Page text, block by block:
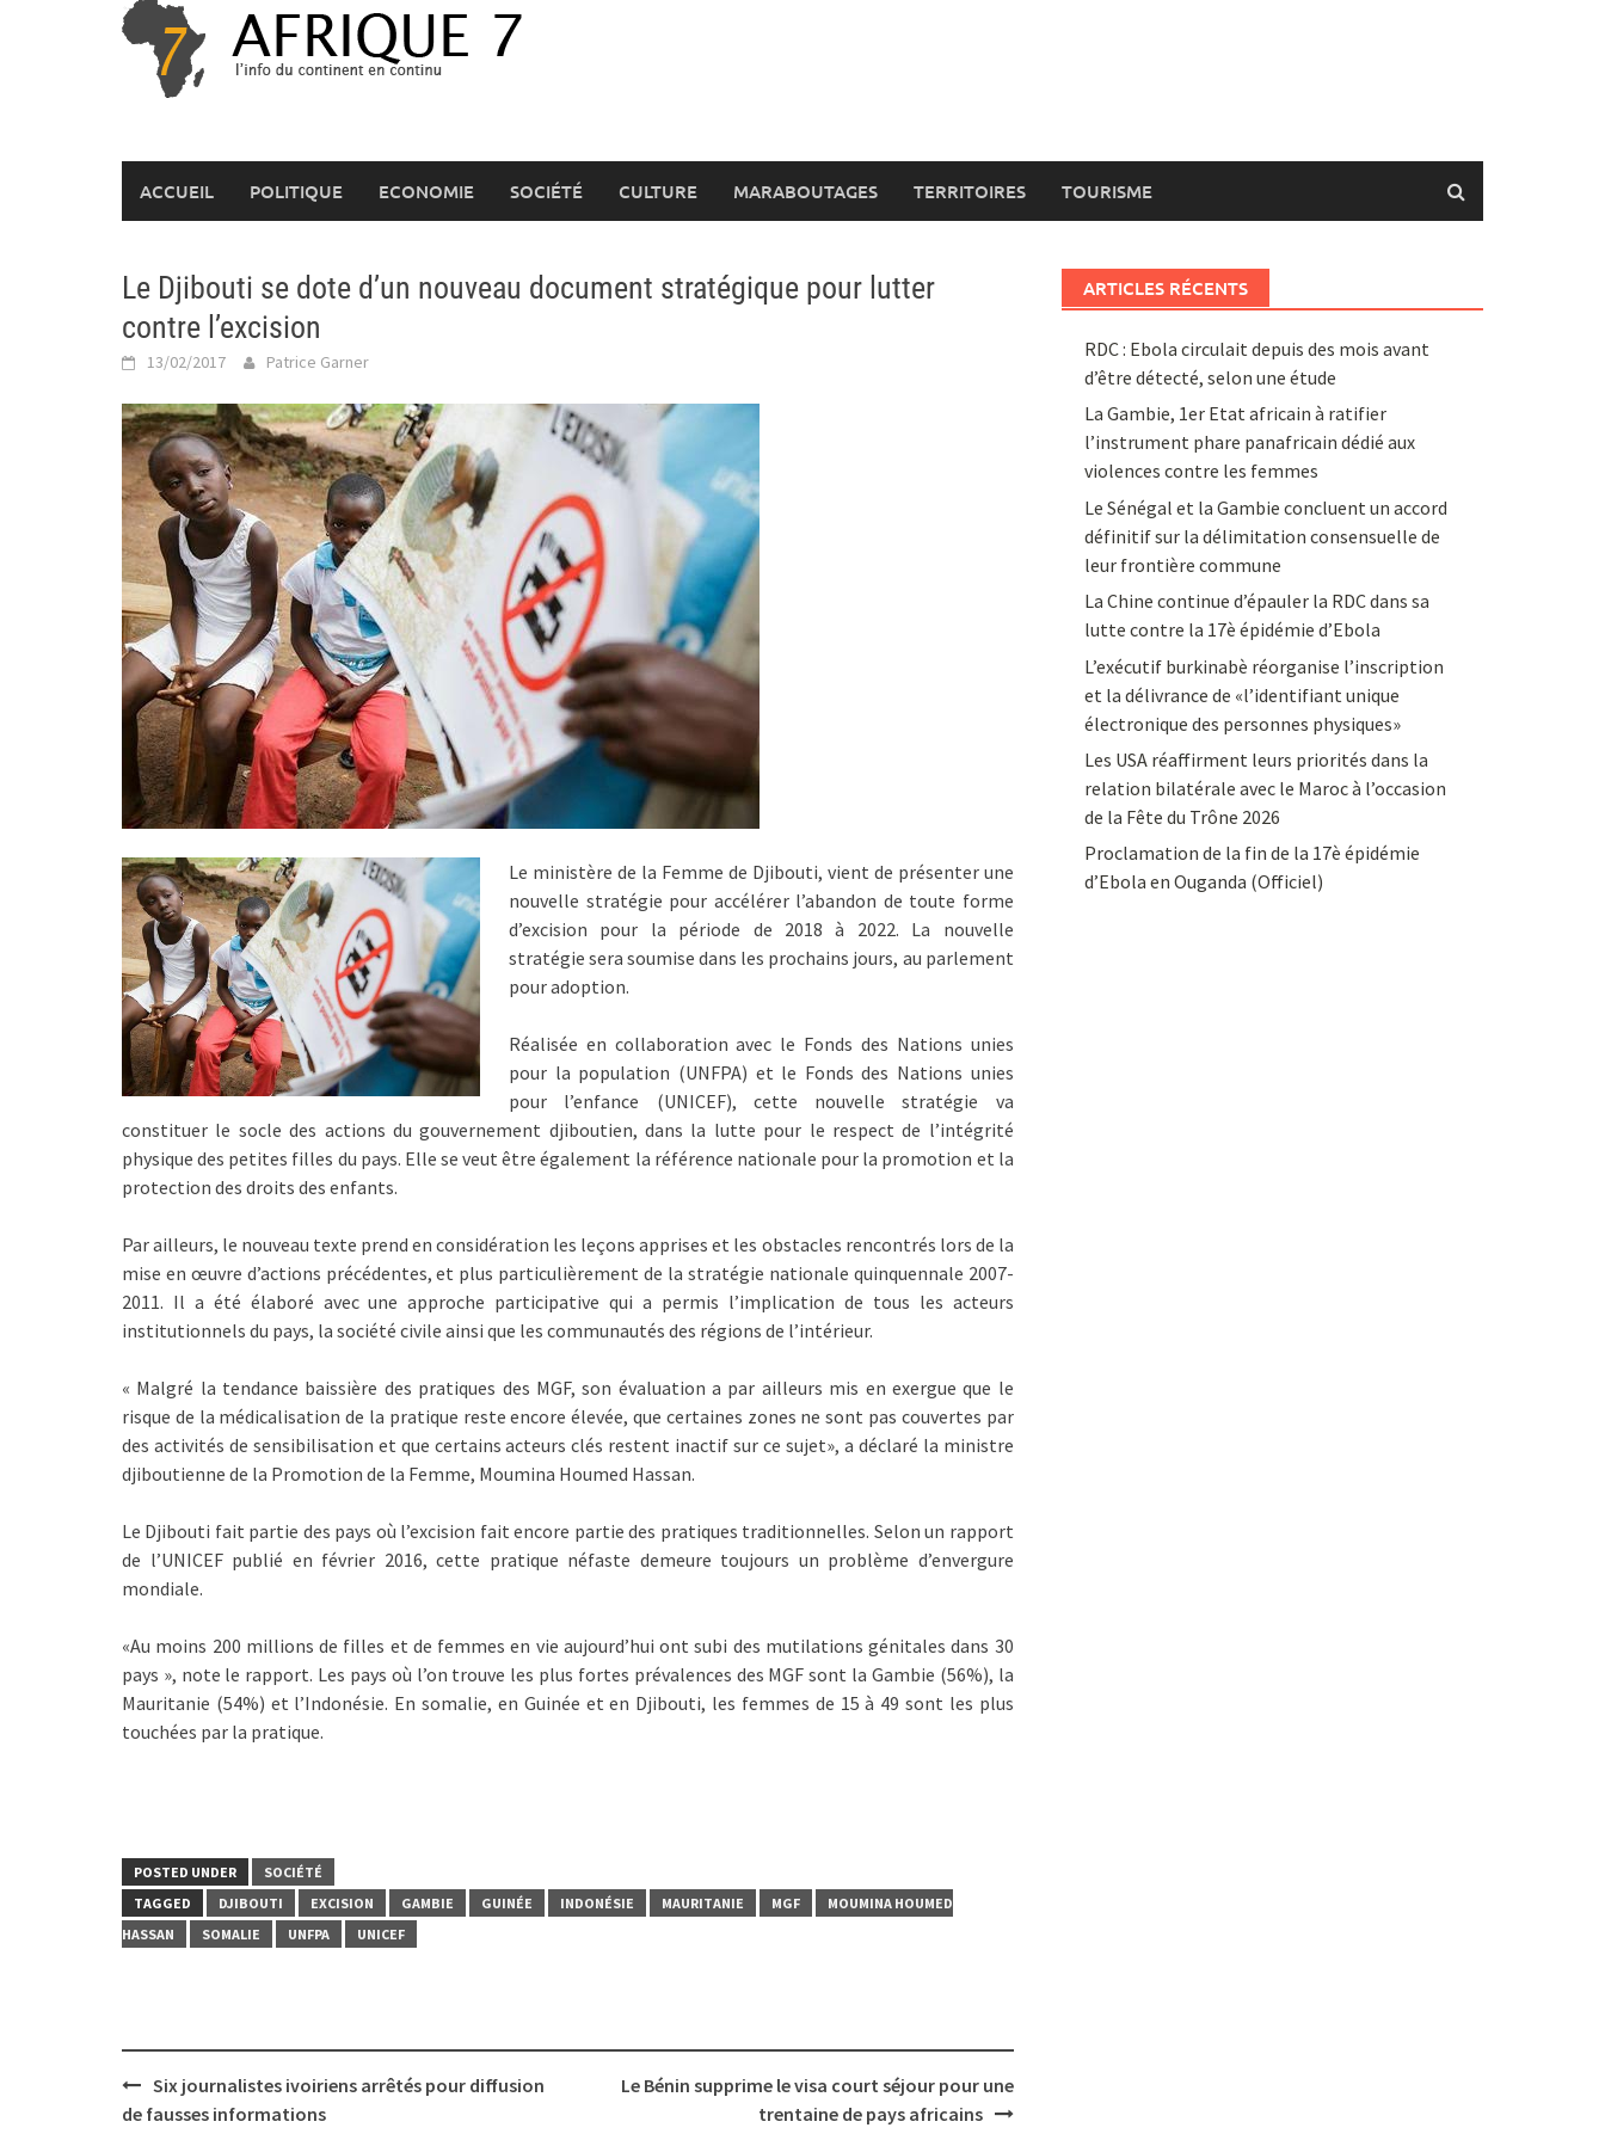
ACCUEIL POLITIQUE ECONOMIE SOCIÉTÉ CULTURE MARABOUTAGES TERRITOIRES TOURISME
Le Djibouti se dote d’un nouveau document stratégique pour lutter
contre l’excision
13/02/2017 Patrice Garner
Le ministère de la Femme de Djibouti, vient de présenter une
nouvelle stratégie pour accélérer l’abandon de toute forme
d’excision pour la période de 2018 à 2022. La nouvelle
stratégie sera soumise dans les prochains jours, au parlement
pour adoption.
Réalisée en collaboration avec le Fonds des Nations unies
pour la population (UNFPA) et le Fonds des Nations unies
pour l’enfance (UNICEF), cette nouvelle stratégie va
constituer le socle des actions du gouvernement djiboutien, dans la lutte pour le respect de l’intégrité
physique des petites filles du pays. Elle se veut être également la référence nationale pour la promotion et la
protection des droits des enfants.
Par ailleurs, le nouveau texte prend en considération les leçons apprises et les obstacles rencontrés lors de la
mise en œuvre d’actions précédentes, et plus particulièrement de la stratégie nationale quinquennale 2007-
2011. Il a été élaboré avec une approche participative qui a permis l’implication de tous les acteurs
institutionnels du pays, la société civile ainsi que les communautés des régions de l’intérieur.
« Malgré la tendance baissière des pratiques des MGF, son évaluation a par ailleurs mis en exergue que le
risque de la médicalisation de la pratique reste encore élevée, que certaines zones ne sont pas couvertes par
des activités de sensibilisation et que certains acteurs clés restent inactif sur ce sujet», a déclaré la ministre
djiboutienne de la Promotion de la Femme, Moumina Houmed Hassan.
Le Djibouti fait partie des pays où l’excision fait encore partie des pratiques traditionnelles. Selon un rapport
de l’UNICEF publié en février 2016, cette pratique néfaste demeure toujours un problème d’envergure
mondiale.
«Au moins 200 millions de filles et de femmes en vie aujourd’hui ont subi des mutilations génitales dans 30
pays », note le rapport. Les pays où l’on trouve les plus fortes prévalences des MGF sont la Gambie (56%), la
Mauritanie (54%) et l’Indonésie. En somalie, en Guinée et en Djibouti, les femmes de 15 à 49 sont les plus
touchées par la pratique.
POSTED UNDER
SOCIÉTÉ
TAGGED
DJIBOUTI EXCISION GAMBIE GUINÉE INDONÉSIE MAURITANIE MGF
MOUMINA HOUMED
HASSAN
SOMALIE UNFPA UNICEF
Post
navigation
Six journalistes ivoiriens arrêtés pour diffusion
de fausses informations
Le Bénin supprime le visa court séjour pour une
trentaine de pays africains
ARTICLES RÉCENTS
RDC : Ebola circulait depuis des mois avant
d’être détecté, selon une étude
La Gambie, 1er Etat africain à ratifier
l’instrument phare panafricain dédié aux
violences contre les femmes
Le Sénégal et la Gambie concluent un accord
définitif sur la délimitation consensuelle de
leur frontière commune
La Chine continue d’épauler la RDC dans sa
lutte contre la 17è épidémie d’Ebola
L’exécutif burkinabè réorganise l’inscription
et la délivrance de «l’identifiant unique
électronique des personnes physiques»
Les USA réaffirment leurs priorités dans la
relation bilatérale avec le Maroc à l’occasion
de la Fête du Trône 2026
Proclamation de la fin de la 17è épidémie
d’Ebola en Ouganda (Officiel)